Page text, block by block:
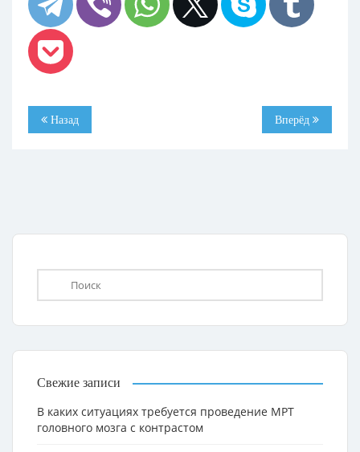
Назад Вперёд
Свежие записи
В каких ситуациях требуется проведение МРТ
головного мозга с контрастом